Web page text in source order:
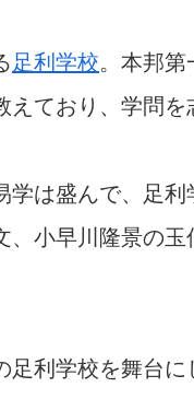
足利学校。本邦
えており、学問を
学は盛んで、足
小早川隆景の玉
足利学校を舞台